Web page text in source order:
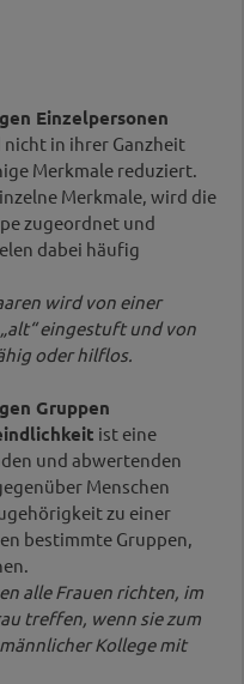
Einzelpersonen
in ihrer Ganzheit
Merkmale reduziert.
Merkmale, wird die
zugeordnet und
dabei häufig
wird von einer
eingestuft und von
oder hilflos.
Gruppen
ist eine
und abwertenden
Menschen
zu einer
bestimmte Gruppen,
alle Frauen richten, im
treffen, wenn sie zum
Kollege mit